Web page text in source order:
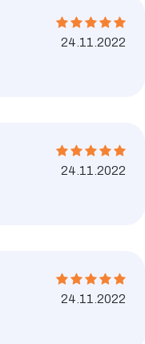
24.11.2022
24.11.2022
24.11.2022